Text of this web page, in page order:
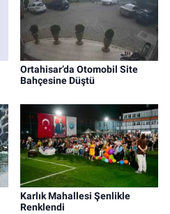
Ortahisar’da Otomobil Site
Bahçesine Düştü
Karlık Mahallesi Şenlikle
Renklendi